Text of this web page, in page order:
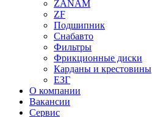
ZANAM
ZF
Подшипник
Снабавто
Фильтры
Фрикционные диски
Карданы и крестовины
ЕЗГ
О компании
Вакансии
Сервис